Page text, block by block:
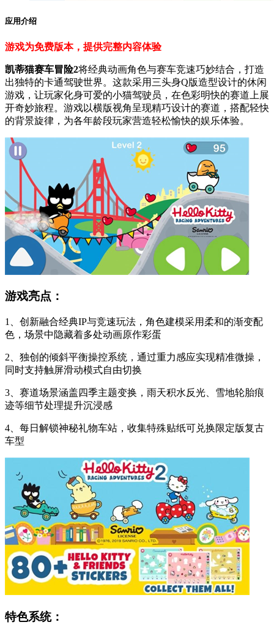
应用介绍
游戏为免费版本，提供完整内容体验
凯蒂猫赛车冒险2将经典动画角色与赛车竞速巧妙结合，打造
出独特的卡通驾驶世界。这款采用三头身Q版造型设计的休闲
游戏，让玩家化身可爱的小猫驾驶员，在色彩明快的赛道上展
开奇妙旅程。游戏以横版视角呈现精巧设计的赛道，搭配轻快
的背景旋律，为各年龄段玩家营造轻松愉快的娱乐体验。
游戏亮点：
1、创新融合经典IP与竞速玩法，角色建模采用柔和的渐变配
色，场景中隐藏着多处动画原作彩蛋
2、独创的倾斜平衡操控系统，通过重力感应实现精准微操，
同时支持触屏滑动模式自由切换
3、赛道场景涵盖四季主题变换，雨天积水反光、雪地轮胎痕
迹等细节处理提升沉浸感
4、每日解锁神秘礼物车站，收集特殊贴纸可兑换限定版复古
车型
特色系统：